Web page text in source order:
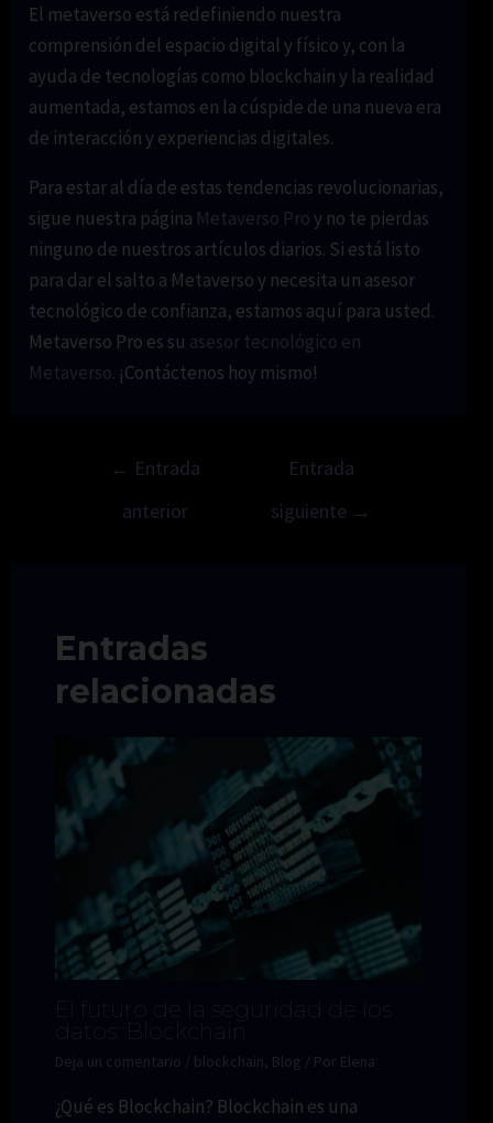
El metaverso está redefiniendo nuestra
comprensión del espacio digital y físico y, con la
ayuda de tecnologías como blockchain y la realidad
aumentada, estamos en la cúspide de una nueva era
de interacción y experiencias digitales.
Para estar al día de estas tendencias revolucionarias,
sigue nuestra página Metaverso Proy no te pierdas
ninguno de nuestros artículos diarios. Si está listo
para dar el salto a Metaverso y necesita un asesor
tecnológico de confianza, estamos aquí para usted.
Metaverso Pro es su asesor tecnológico en
Metaverso. ¡Contáctenos hoy mismo!
Navegación
entradas
← Entrada
anterior
Entrada
siguiente →
Entradas
relacionadas
El futuro de la seguridad de los
datos: Blockchain
Deja un comentario / blockchain Blog / Por Elena
¿Qué es Blockchain? Blockchain es una